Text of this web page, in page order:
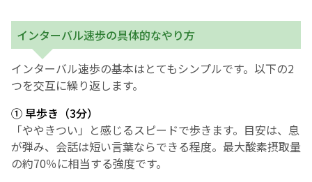
インターバル速歩の具体的なやり方
インターバル速歩の基本はとてもシンプルです。以下の2
つを交互に繰り返します。
① 早歩き（3分）
「ややきつい」と感じるスピードで歩きます。目安は、息
が弾み、会話は短い言葉ならできる程度。最大酸素摂取量
の約70％に相当する強度です。